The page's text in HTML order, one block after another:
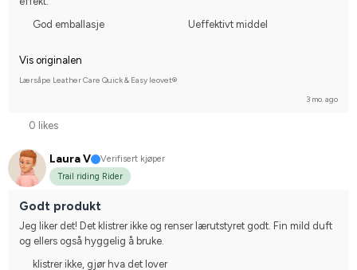
God emballasje
Ueffektivt middel
Vis originalen
Lærsåpe Leather Care Quick & Easy leovet®
3 mo. ago
0 likes
Laura V
Verifisert kjøper
Trail riding Rider
Godt produkt
Jeg liker det! Det klistrer ikke og renser lærutstyret godt. Fin mild duft
og ellers også hyggelig å bruke.
klistrer ikke, gjør hva det lover